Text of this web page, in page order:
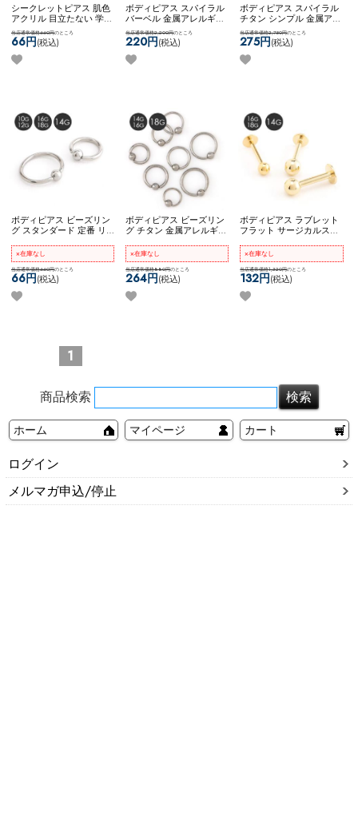
シークレットピアス 肌色
アクリル 目立たない 学校
用 就寝用 冠婚葬祭 隠す
ピアス ネコポスOK
ルセプタムキーパー (14G)
当店通常価格660円のところ
66円(税込)
ボディピアス スパイラル
バーベル 金属アレルギー
対応 サージカルステンレ
ス シンプル 両ネジタイプ
ネコポスOK【お客様から
の声をカタチに】【スタ
当店通常価格2,200円のところ
220円(税込)
ボディピアス スパイラル
チタン シンプル 金属アレ
ルギー対応 ネコポスOK
チタン ] スパイラルバー
ベル
当店通常価格2,750円のところ
275円(税込)
ボディピアス ビーズリン
グ スタンダード 定番 リ
ポスOKキャプティブビー
ズリング
×在庫なし
当店通常価格660円のところ
66円(税込)
ボディピアス ビーズリン
グ チタン 金属アレルギー
ル ネコポスOK
キャプティブビーズリン
グ
×在庫なし
当店通常価格880円のところ
264円(税込)
ボディピアス ラブレット
フラット サージカルステ
14G 16G 18G ネコポスOK
ラブレット (ゴールド)
×在庫なし
当店通常価格1,320円のところ
132円(税込)
1
商品検索
ホーム マイページ カート
ログイン
メルマガ申込/停止